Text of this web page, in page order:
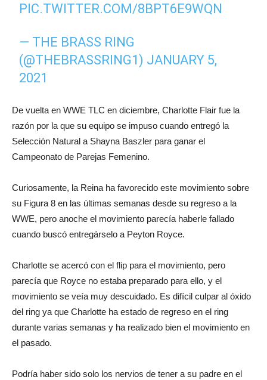
PIC.TWITTER.COM/8BPT6E9WQN
— THE BRASS RING
(@THEBRASSRING1) JANUARY 5,
2021
De vuelta en WWE TLC en diciembre, Charlotte Flair fue la
razón por la que su equipo se impuso cuando entregó la
Selección Natural a Shayna Baszler para ganar el
Campeonato de Parejas Femenino.
Curiosamente, la Reina ha favorecido este movimiento sobre
su Figura 8 en las últimas semanas desde su regreso a la
WWE, pero anoche el movimiento parecía haberle fallado
cuando buscó entregárselo a Peyton Royce.
Charlotte se acercó con el flip para el movimiento, pero
parecía que Royce no estaba preparado para ello, y el
movimiento se veía muy descuidado. Es difícil culpar al óxido
del ring ya que Charlotte ha estado de regreso en el ring
durante varias semanas y ha realizado bien el movimiento en
el pasado.
Podría haber sido solo los nervios de tener a su padre en el